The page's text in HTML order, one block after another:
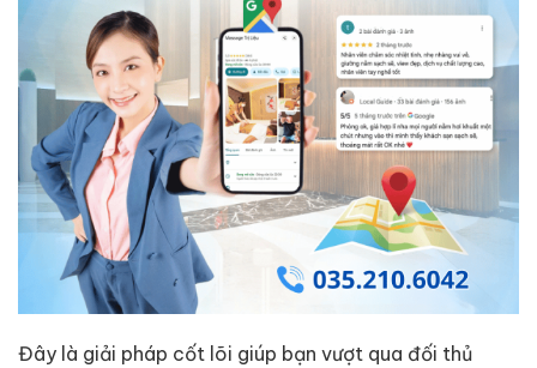
Đây là giải pháp cốt lõi giúp bạn vượt qua đối thủ